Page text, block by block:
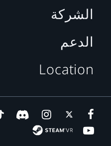
الشركة
الدعم
Location